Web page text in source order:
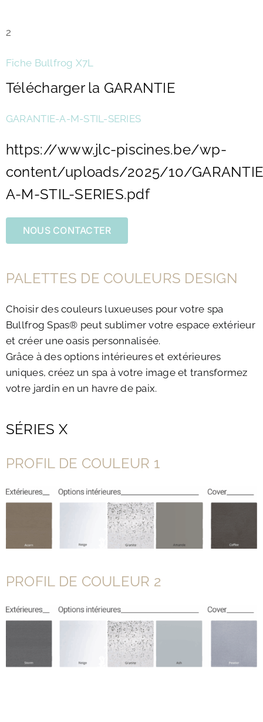
2
Fiche Bullfrog X7L
Télécharger la GARANTIE
GARANTIE-A-M-STIL-SERIES
https://www.jlc-piscines.be/wp-
content/uploads/2025/10/
A-M-STIL-SERIES.pdf
NOUS CONTACTER
PALETTES DE COULEURS DESIGN
Choisir des couleurs luxueuses pour votre spa
Bullfrog Spas® peut sublimer votre espace extérieur
et créer une oasis personnalisée.
Grâce à des options intérieures et extérieures
uniques, créez un spa à votre image et transformez
votre jardin en un havre de paix.
SÉRIES X
PROFIL DE COULEUR 1
PROFIL DE COULEUR 2